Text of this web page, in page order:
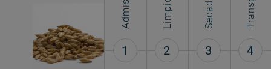
1 2
Secado
3 4